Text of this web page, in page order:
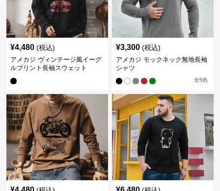
¥4,480 (税込)
アメカジ ヴィンテージ風イーグ
ルプリント長袖スウェット
¥3,300 (税込)
アメカジ モックネック無地長袖
シャツ
全5色